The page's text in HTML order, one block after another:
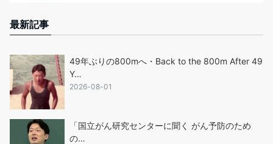
最新記事
49年ぶりの800mへ・Back to the 800m After 49
Y…
2026-08-01
「国立がん研究センターに聞く がん予防のため
の…